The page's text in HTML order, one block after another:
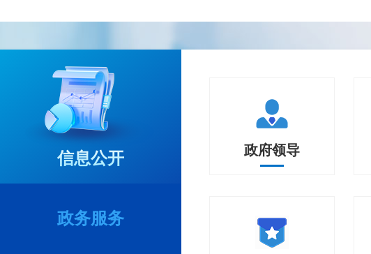
信息公开
政务服务
政府领导
个人服务
住房安全及财产受损
关于金盆镇一中旁小区（馨
为什么没有下文？
我在微信公众号湖南公安申请